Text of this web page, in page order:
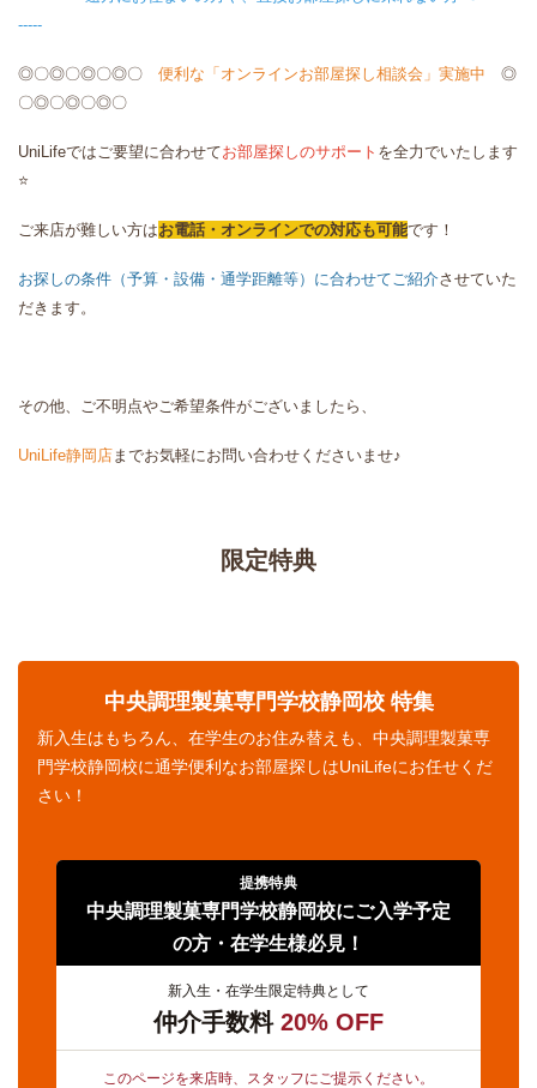
-----
◎〇◎〇◎〇◎〇 便利な「オンラインお部屋探し相談会」実施中 ◎
〇◎〇◎〇◎〇
UniLifeではご要望に合わせてお部屋探しのサポート を全力でいたします
⭐
ご来店が難しい方はお電話・オンラインでの対応も可能です！
お探しの条件（予算・設備・通学距離等）に合わせてご紹介させていた
だきます。
その他、ご不明点やご希望条件がございましたら、
UniLife静岡店 までお気軽にお問い合わせくださいませ♪
限定特典
中央調理製菓専門学校静岡校 特集
新入生はもちろん、在学生のお住み替えも、中央調理製菓専
門学校静岡校に通学便利なお部屋探しはUniLifeにお任せくだ
さい！
提携特典
中央調理製菓専門学校静岡校にご入学予定
の方・在学生様必見！
新入生・在学生限定特典として
仲介手数料 20% OFF
このページを来店時、スタッフにご提示ください。